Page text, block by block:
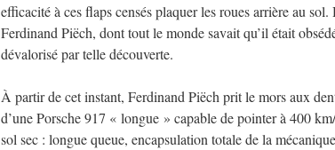
efficacité à ces flaps censés plaquer les roues arrière au
Ferdinand Piëch, dont tout le monde savait qu’il était
dévalorisé par telle découverte.
À partir de cet instant, Ferdinand Piëch prit le mors aux
d’une Porsche 917 « longue » capable de pointer à 400
sol sec : longue queue, encapsulation totale de la